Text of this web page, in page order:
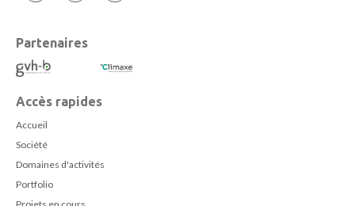
Partenaires
Accès rapides
Accueil
Société
Domaines d'activités
Portfolio